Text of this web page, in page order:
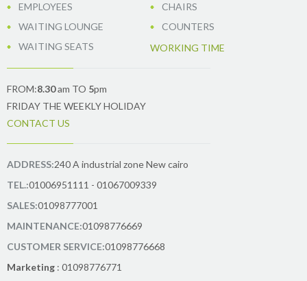
EMPLOYEES
CHAIRS
WAITING LOUNGE
COUNTERS
WAITING SEATS
WORKING TIME
FROM:8.30am TO 5pm
FRIDAY THE WEEKLY HOLIDAY
CONTACT US
ADDRESS:240 A industrial zone New cairo
TEL.:01006951111 - 01067009339
SALES:01098777001
MAINTENANCE:01098776669
CUSTOMER SERVICE:01098776668
Marketing : 01098776771